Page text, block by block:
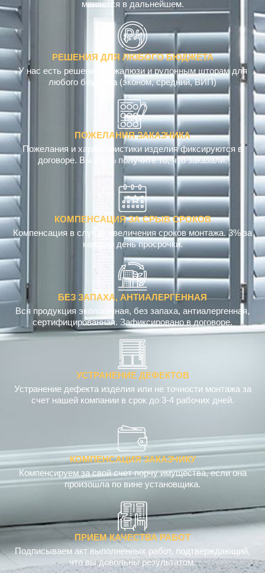
меняется в дальнейшем.
РЕШЕНИЯ ДЛЯ ЛЮБОГО БЮДЖЕТА
У нас есть решения по жалюзи и рулонным шторам для
любого бюджета (эконом, средний, ВИП)
ПОЖЕЛАНИЯ ЗАКАЗЧИКА
Пожелания и характеристики изделия фиксируются в
договоре. Вы 100% получите то, что заказали.
КОМПЕНСАЦИЯ ЗА СРЫВ СРОКОВ
Компенсация в случае увеличения сроков монтажа. 3% за
каждый день просрочки.
БЕЗ ЗАПАХА, АНТИАЛЕРГЕННАЯ
Вся продукция экологичная, без запаха, антиалергенная,
сертифицированная. Зафиксировано в договоре.
УСТРАНЕНИЕ ДЕФЕКТОВ
Устранение дефекта изделия или не точности монтажа за
счет нашей компании в срок до 3-4 рабочих дней.
КОМПЕНСАЦИЯ ЗАКАЗЧИКУ
Компенсируем за свой счет порчу имущества, если она
произошла по вине установщика.
ПРИЕМ КАЧЕСТВА РАБОТ
Подписываем акт выполненных работ, подтверждающий,
что вы довольны результатом.